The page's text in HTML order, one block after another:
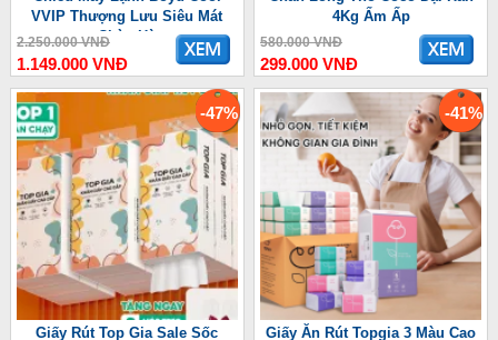
VVIP Thượng Lưu Siêu Mát
Chào Hè
2.250.000 VNĐ
1.149.000 VNĐ
4Kg Ấm Ấp
580.000 VNĐ
299.000 VNĐ
-47%
Giấy Rút Top Gia Sale Sốc
-41%
Giấy Ăn Rút Topgia 3 Màu Cao